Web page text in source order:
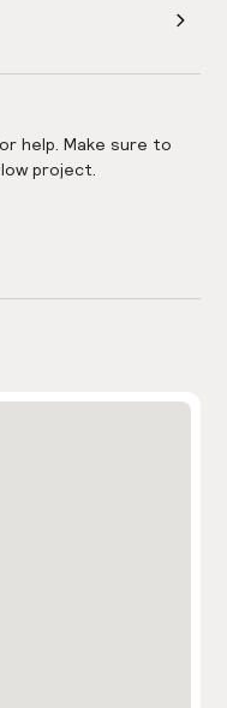
help. Make sure to
project.